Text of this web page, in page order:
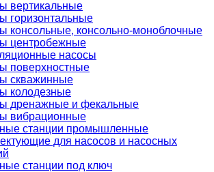
вертикальные
горизонтальные
консольные, консольно-моноблочные
центробежные
насосы
поверхностные
скважинные
колодезные
дренажные и фекальные
вибрационные
станции промышленные
для насосов и насосных
станции под ключ